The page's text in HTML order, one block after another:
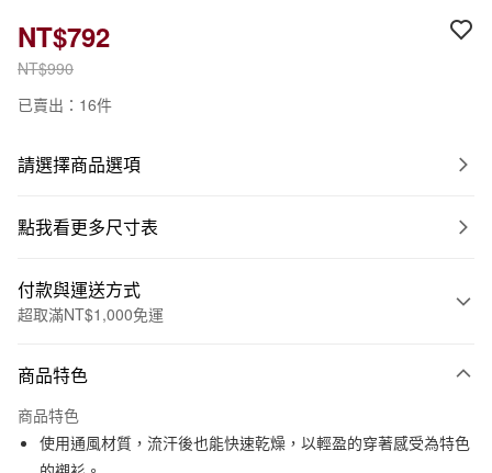
NT$990
NT$792
已賣出：16件
請選擇商品選項
點我看更多尺寸表
付款與運送方式
超取滿NT$1,000免運
信用卡一次付款
信用卡分期付款
3 期 0 利率 每期
商品特色
商品特色
使用通風材質，流汗後也能快速乾燥，以輕盈的穿著感受為特色